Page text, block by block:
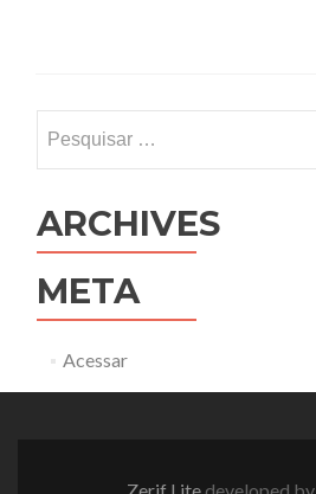
por:
ARCHIVES
META
Acessar